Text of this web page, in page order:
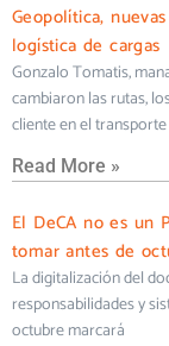
Geopolítica,
logística de cargas
Gonzalo Tomatis,
cambiaron las rutas,
cliente en el
Read More »
El DeCA no es un
tomar antes de
La digitalización del
responsabilidades y
octubre marcará